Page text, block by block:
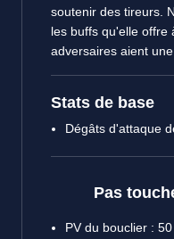
soutenir des tireurs.
les buffs qu'elle offre
adversaires aient
Stats de base
Dégâts d'attaque
Pas
PV du bouclier :